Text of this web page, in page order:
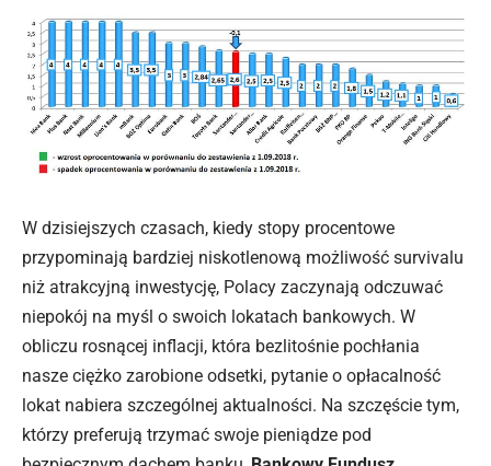
W dzisiejszych czasach, kiedy stopy procentowe
przypominają bardziej niskotlenową możliwość survivalu
niż atrakcyjną inwestycję, Polacy zaczynają odczuwać
niepokój na myśl o swoich lokatach bankowych. W
obliczu rosnącej inflacji, która bezlitośnie pochłania
nasze ciężko zarobione odsetki, pytanie o opłacalność
lokat nabiera szczególnej aktualności. Na szczęście tym,
którzy preferują trzymać swoje pieniądze pod